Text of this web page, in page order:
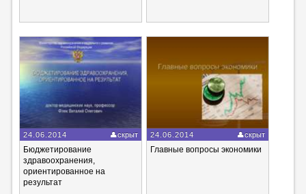
24.06.2014 скрыт
Бюджетирование
здравоохранения,
ориентированное на
результат
24.06.2014 скрыт
Главные вопросы экономики